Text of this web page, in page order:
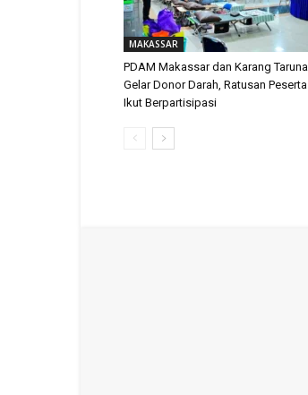
MAKASSAR
PDAM Makassar dan Karang Taruna
Gelar Donor Darah, Ratusan Peserta
Ikut Berpartisipasi